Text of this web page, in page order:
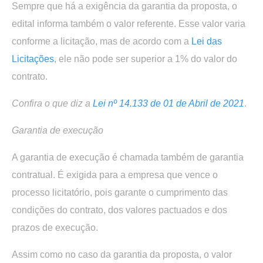
Sempre que há a exigência da garantia da proposta, o
edital informa também o valor referente. Esse valor varia
conforme a licitação, mas de acordo com a Lei das
Licitações, ele não pode ser superior a 1% do valor do
contrato.
Confira o que diz a Lei nº 14.133 de 01 de Abril de 2021.
Garantia de execução
A garantia de execução é chamada também de garantia
contratual. É exigida para a empresa que vence o
processo licitatório, pois garante o cumprimento das
condições do contrato, dos valores pactuados e dos
prazos de execução.
Assim como no caso da garantia da proposta, o valor